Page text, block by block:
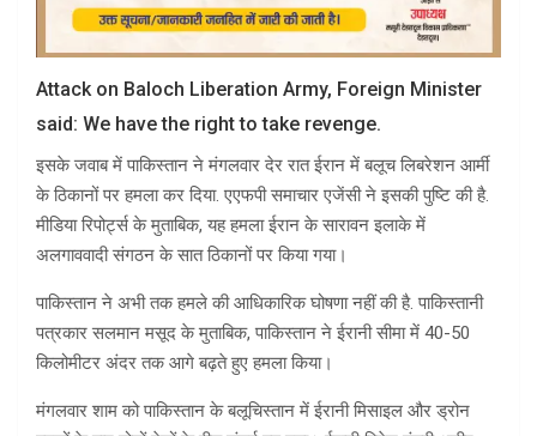
Attack on Baloch Liberation Army, Foreign Minister
said: We have the right to take revenge.
इसके जवाब में पाकिस्तान ने मंगलवार देर रात ईरान में बलूच लिबरेशन आर्मी
के ठिकानों पर हमला कर दिया. एएफपी समाचार एजेंसी ने इसकी पुष्टि की है.
मीडिया रिपोर्ट्स के मुताबिक, यह हमला ईरान के सारावन इलाके में
अलगाववादी संगठन के सात ठिकानों पर किया गया।
पाकिस्तान ने अभी तक हमले की आधिकारिक घोषणा नहीं की है. पाकिस्तानी
पत्रकार सलमान मसूद के मुताबिक, पाकिस्तान ने ईरानी सीमा में 40-50
किलोमीटर अंदर तक आगे बढ़ते हुए हमला किया।
मंगलवार शाम को पाकिस्तान के बलूचिस्तान में ईरानी मिसाइल और ड्रोन